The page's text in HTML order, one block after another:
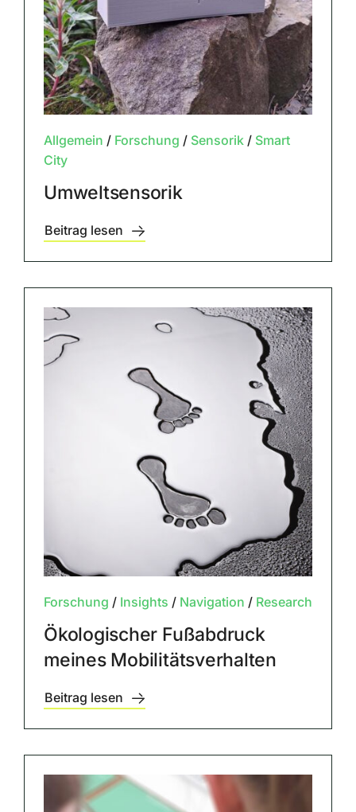
Allgemein / Forschung / Sensorik/ Smart
City
Umweltsensorik
Beitrag lesen
Forschung / Insights / Navigation / Research
Ökologischer Fußabdruck
meines Mobilitätsverhalten
Beitrag lesen